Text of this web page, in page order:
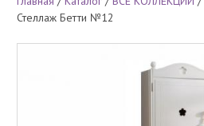
Стеллаж Бетти №12